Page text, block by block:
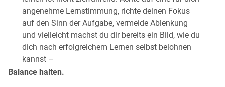
angenehme Lernstimmung, richte deinen Fokus
auf den Sinn der Aufgabe, vermeide Ablenkung
und vielleicht machst du dir bereits ein Bild, wie du
dich nach erfolgreichem Lernen selbst belohnen
kannst –
Balance halten.